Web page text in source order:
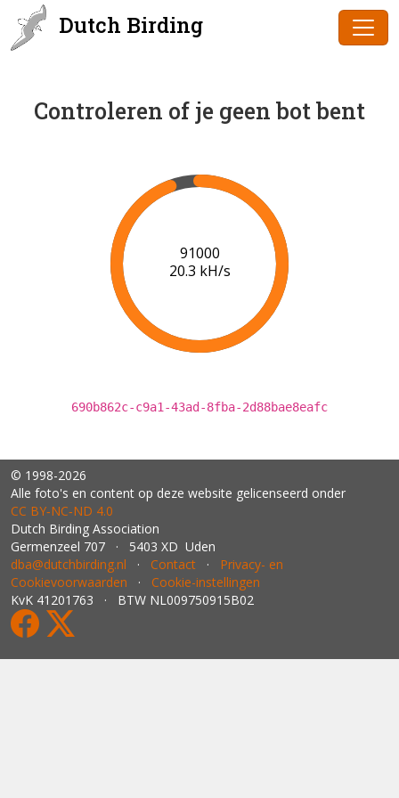
Dutch Birding
Controleren of je geen bot bent
91000
20.3 kH/s
690b862c-c9a1-43ad-8fba-2d88bae8eafc
© 1998-2026
Alle foto's en content op deze website gelicenseerd onder
CC BY‑NC‑ND 4.0
Dutch Birding Association
Germenzeel 707 · 5403 XD Uden
dba@dutchbirding.nl · Contact · Privacy- en
Cookievoorwaarden · Cookie-instellingen
KvK 41201763 · BTW NL009750915B02